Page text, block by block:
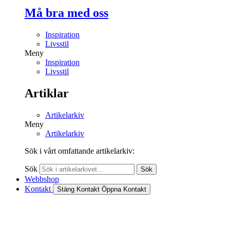
Må bra med oss
Inspiration
Livsstil
Meny
Inspiration
Livsstil
Artiklar
Artikelarkiv
Meny
Artikelarkiv
Sök i vårt omfattande artikelarkiv:
Sök Sök
Webbshop
Kontakt
Stäng Kontakt Öppna Kontakt